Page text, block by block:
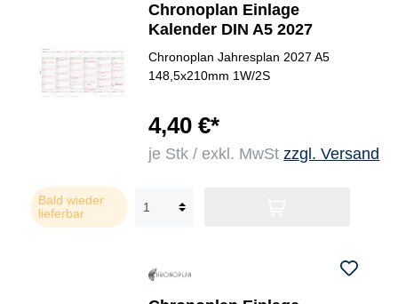
Chronoplan Einlage
Kalender DIN A5 2027
Chronoplan Jahresplan 2027 A5
148,5x210mm 1W/2S
4,40 €*
je Stk / exkl. MwStzzgl. Versand
Bald wieder
lieferbar